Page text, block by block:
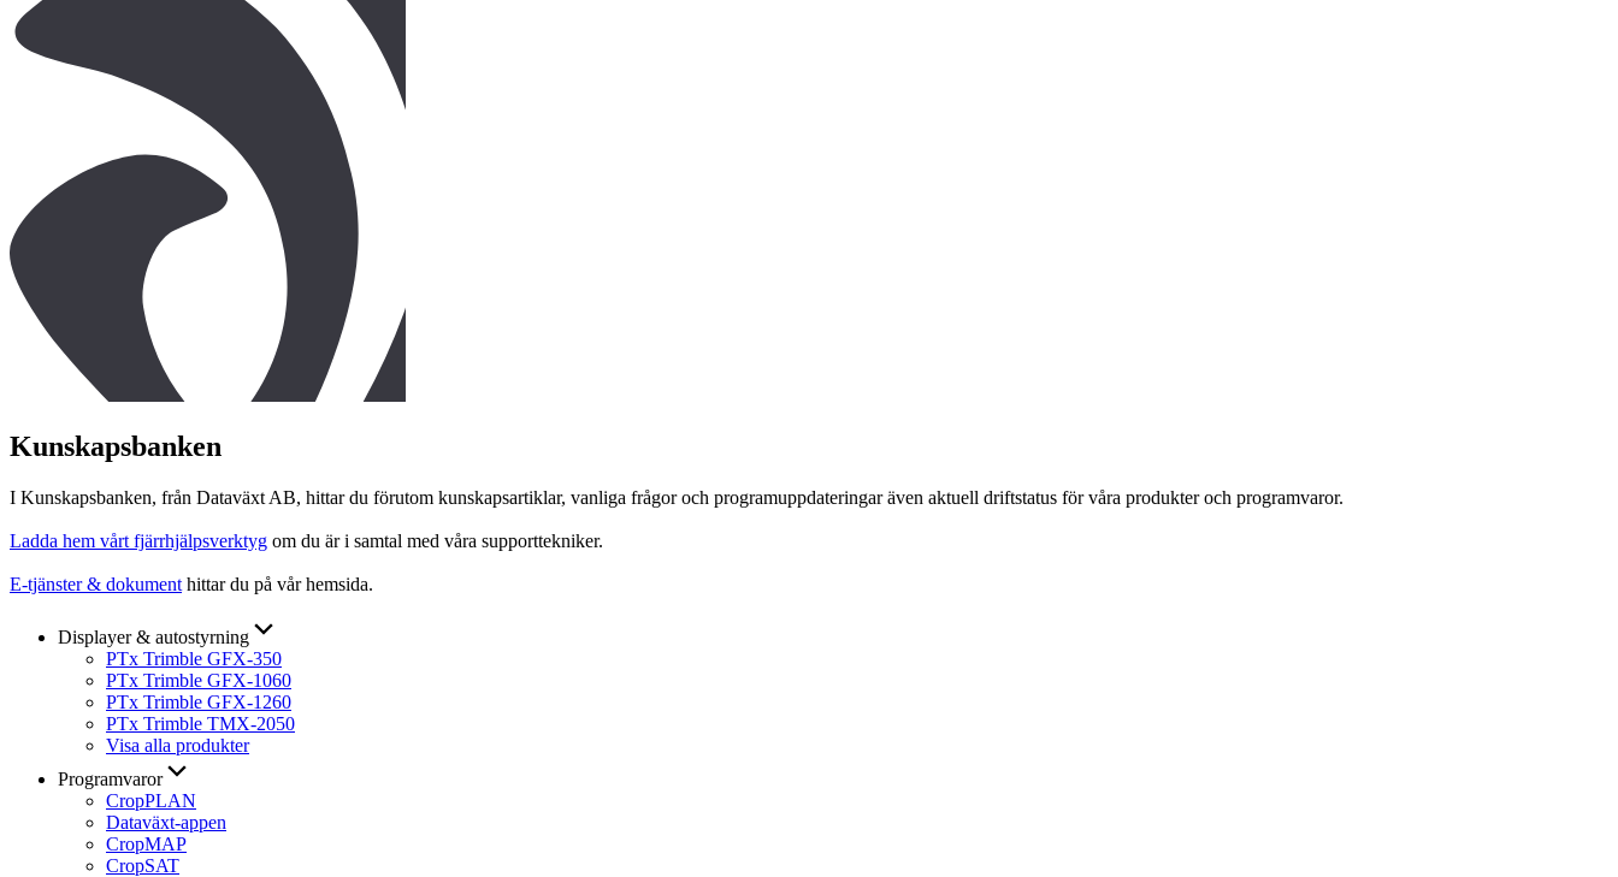
Kunskapsbanken
I Kunskapsbanken, från Dataväxt AB, hittar du förutom kunskapsartiklar, vanliga frågor och programuppdateringar även aktuell driftstatus för våra produkter och programvaror.
Ladda hem vårt fjärrhjälpsverktyg om du är i samtal med våra supporttekniker.
E-tjänster & dokument hittar du på vår hemsida.
Displayer & autostyrning
PTx Trimble GFX-350
PTx Trimble GFX-1060
PTx Trimble GFX-1260
PTx Trimble TMX-2050
Visa alla produkter
Programvaror
CropPLAN
Dataväxt-appen
CropMAP
CropSAT